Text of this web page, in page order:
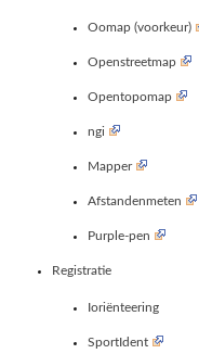
Oomap (voorkeur)
Openstreetmap
Opentopomap
ngi
Mapper
Afstandenmeten
Purple-pen
Registratie
Ioriënteering
SportIdent